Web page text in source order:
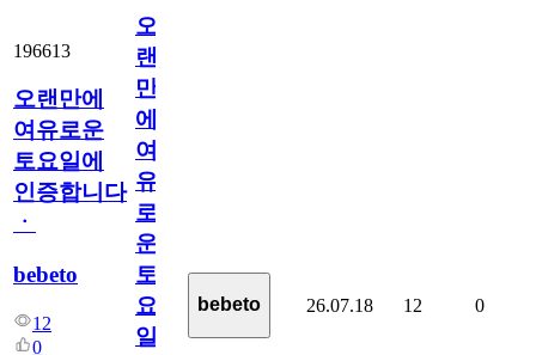
196613
오랜만에
여유로운
토요일에
인증합니다
ㆍ
bebeto
12
0
오
랜
만
에
여
유
로
운
토
요
일
bebeto 26.07.18 12 0